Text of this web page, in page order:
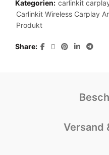
Kategorien: carlinkit
Carlinkit Wireless Carplay
Produkt
Share
Versand